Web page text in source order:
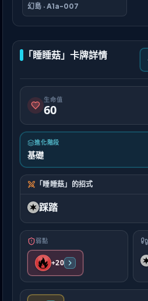
幻島 · A1a-007
「睡睡菇」卡牌詳情
生命值
60
進化階段
基礎
「睡睡菇」的招式
踩踏
弱點
+20